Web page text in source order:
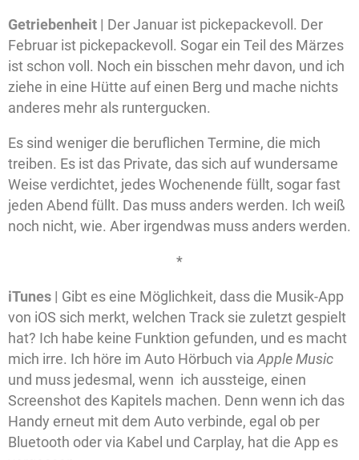
Getriebenheit | Der Januar ist pickepackevoll. Der
Februar ist pickepackevoll. Sogar ein Teil des Märzes
ist schon voll. Noch ein bisschen mehr davon, und ich
ziehe in eine Hütte auf einen Berg und mache nichts
anderes mehr als runtergucken.
Es sind weniger die beruflichen Termine, die mich
treiben. Es ist das Private, das sich auf wundersame
Weise verdichtet, jedes Wochenende füllt, sogar fast
jeden Abend füllt. Das muss anders werden. Ich weiß
noch nicht, wie. Aber irgendwas muss anders werden.
*
iTunes | Gibt es eine Möglichkeit, dass die Musik-App
von iOS sich merkt, welchen Track sie zuletzt gespielt
hat? Ich habe keine Funktion gefunden, und es macht
mich irre. Ich höre im Auto Hörbuch via Apple Music
und muss jedesmal, wenn ich aussteige, einen
Screenshot des Kapitels machen. Denn wenn ich das
Handy erneut mit dem Auto verbinde, egal ob per
Bluetooth oder via Kabel und Carplay, hat die App es